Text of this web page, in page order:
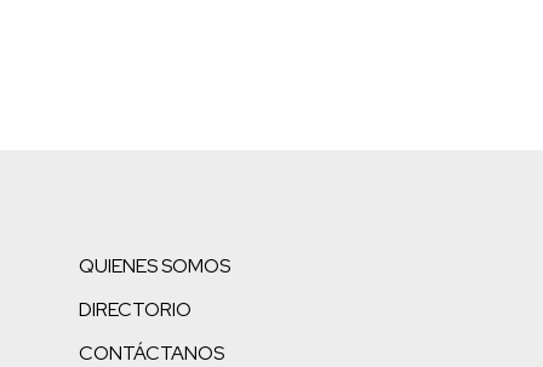
QUIENES SOMOS
DIRECTORIO
CONTÁCTANOS